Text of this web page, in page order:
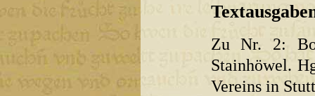
Zu Nr. 2:
Stainhöwel.
Vereins in